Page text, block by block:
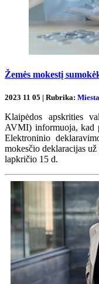
Žemės mokestį
2023 11 05 | Rubrika:
Klaipėdos apskrities
AVMI) informuoja, kad
Elektroninio
mokesčio deklaracijas
lapkričio 15 d.